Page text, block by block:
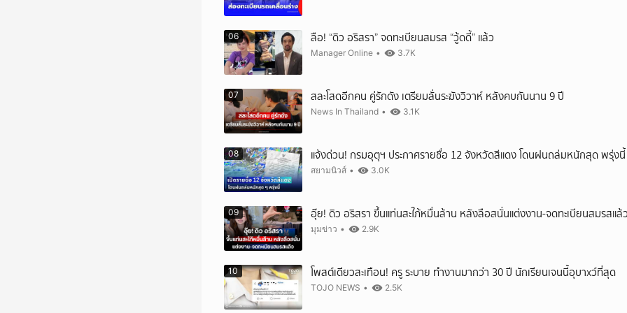
06 ลือ! “ดิว อริสรา” จดทะเบียนสมรส “วู้ดดี้” แล้ว
Manager Online • 3.7K
07 สละโสดอีกคน คู่รักดัง เตรียมลั่นระฆังวิวาห์ หลังคบกันนาน 9 ปี
News In Thailand • 3.1K
08 แจ้งด่วน! กรมอุตุฯ ประกาศรายชื่อ 12 จังหวัดสีแดง โดนฝนถล่มหนักสุด พรุ่งนี้
สยามนิวส์ • 3.0K
09 อุ๊ย! ดิว อริสรา ขึ้นแท่นสะใภ้หมื่นล้าน หลังลือสนั่นแต่งงาน-จดทะเบียนสมรสแล้
มุมข่าว • 2.9K
10 โพสต์เดียวสะเทือน! ครู ระบาย ทำงานมากว่า 30 ปี นักเรียนเจนนี้อุบาxว์ที่สุด
TOJO NEWS • 2.5K